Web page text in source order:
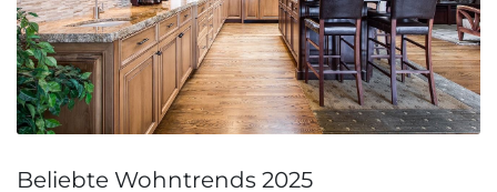
Beliebte Wohntrends 2025